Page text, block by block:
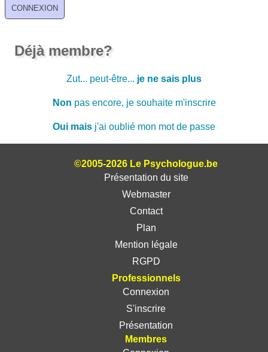
Déjà membre?
Zut... peut-être... je ne sais plus
Non pas encore, je souhaite m'inscrire
Oui mais j'ai oublié mon mot de passe
©2005-2026 Le Psychologue.be
Présentation du site
Webmaster
Contact
Plan
Mention légale
RGPD
Professionnels
Connexion
S'inscrire
Présentation
Membres